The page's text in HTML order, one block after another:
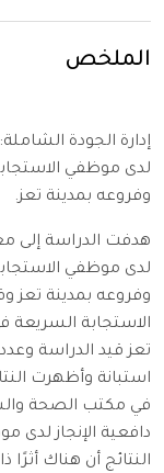
الملخص
إدارة الجودة
لدى موظفي
وفروعه بمدينة تعز.
هدفت الدراسة إلى
لدى موظفي
وفروعه بمدينة
الاستجابة
استبانة وأظهرت
في مكتب الصحة
دافعية الإنجاز لدى
النتائج أن هناك أثرًا